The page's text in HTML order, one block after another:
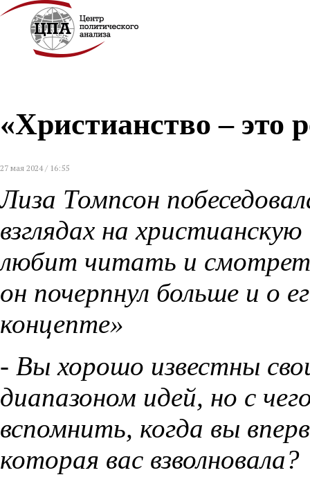
«Христианство – это
27 мая 2024 / 16:55
Лиза Томпсон
взглядах на
любит читать и
он почерпнул больше и о
концепте»
- Вы хорошо известны
диапазоном идей, но с
вспомнить, когда вы
которая вас взволновала?